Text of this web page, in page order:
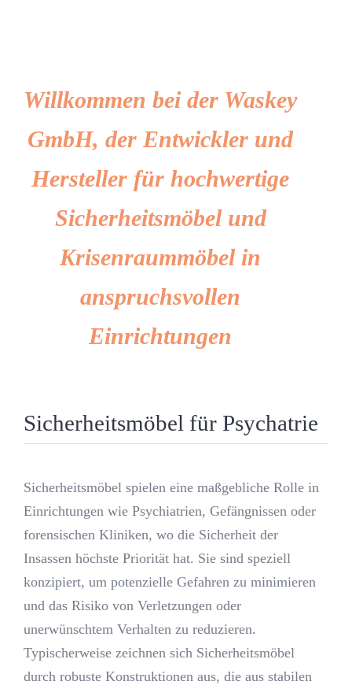
Willkommen bei der Waskey
GmbH, der Entwickler und
Hersteller für hochwertige
Sicherheitsmöbel und
Krisenraummöbel in
anspruchsvollen
Einrichtungen
Sicherheitsmöbel für Psychatrie
Sicherheitsmöbel spielen eine maßgebliche Rolle in
Einrichtungen wie Psychiatrien, Gefängnissen oder
forensischen Kliniken, wo die Sicherheit der
Insassen höchste Priorität hat. Sie sind speziell
konzipiert, um potenzielle Gefahren zu minimieren
und das Risiko von Verletzungen oder
unerwünschtem Verhalten zu reduzieren.
Typischerweise zeichnen sich Sicherheitsmöbel
durch robuste Konstruktionen aus, die aus stabilen